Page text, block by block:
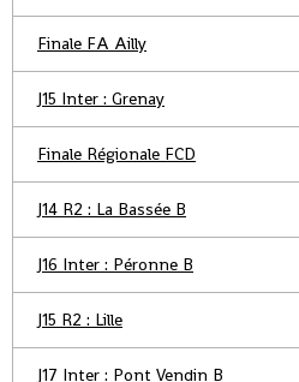
Finale FA Ailly
J15 Inter : Grenay
Finale Régionale FCD
J14 R2 : La Bassée B
J16 Inter : Péronne B
J15 R2 : Lille
J17 Inter : Pont Vendin B